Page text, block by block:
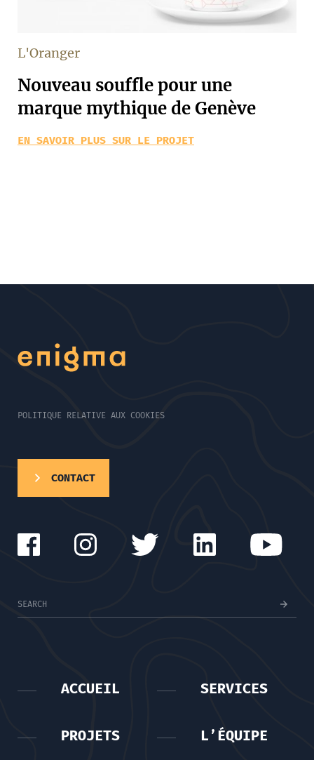
L'Oranger
Nouveau souffle pour une
marque mythique de Genève
EN SAVOIR PLUS SUR LE PROJET
POLITIQUE RELATIVE AUX COOKIES
CONTACT
ACCUEIL SERVICES
PROJETS L’ÉQUIPE